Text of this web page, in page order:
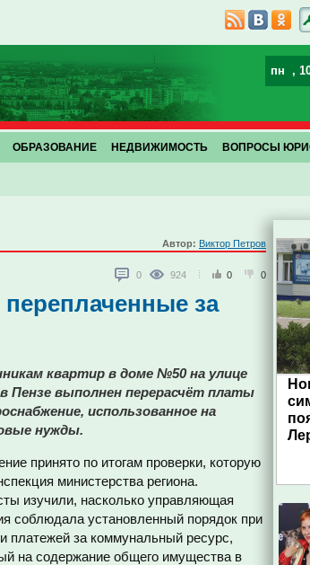
пн ,
ОБРАЗОВАНИЕ НЕДВИЖИМОСТЬ ВОПРОСЫ
Автор: Виктор Петров
0 924 0 0
за
квартир в доме №50 на улице
Пензе выполнен перерасчёт платы
использованное на
нужды.
принято по итогам проверки, которую
министерства региона.
изучили, насколько управляющая
соблюдала установленный порядок при
платежей за коммунальный ресурс,
на содержание общего имущества в